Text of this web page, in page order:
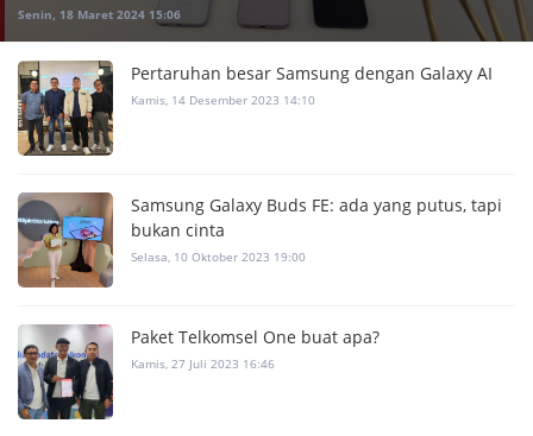
Senin, 18 Maret 2024 15:06
Pertaruhan besar Samsung dengan Galaxy AI
Kamis, 14 Desember 2023 14:10
Samsung Galaxy Buds FE: ada yang putus, tapi
bukan cinta
Selasa, 10 Oktober 2023 19:00
Paket Telkomsel One buat apa?
Kamis, 27 Juli 2023 16:46